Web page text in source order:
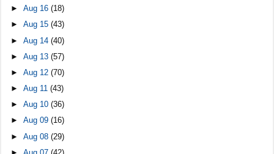
►Aug 16(18)
►Aug 15(43)
►Aug 14(40)
►Aug 13(57)
►Aug 12(70)
►Aug 11(43)
►Aug 10(36)
►Aug 09(16)
►Aug 08(29)